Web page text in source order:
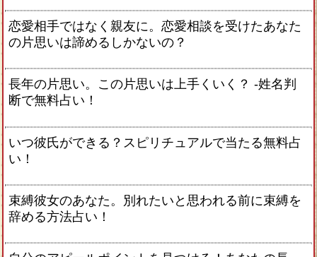
恋愛相手ではなく親友に。恋愛相談を受けたあなた
の片思いは諦めるしかないの？
長年の片思い。この片思いは上手くいく？ -姓名判
断で無料占い！
いつ彼氏ができる？スピリチュアルで当たる無料占
い！
束縛彼女のあなた。別れたいと思われる前に束縛を
辞める方法占い！